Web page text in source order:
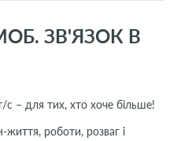
ЗВ'ЯЗОК В
– для тих, хто хоче більше!
роботи, розваг і